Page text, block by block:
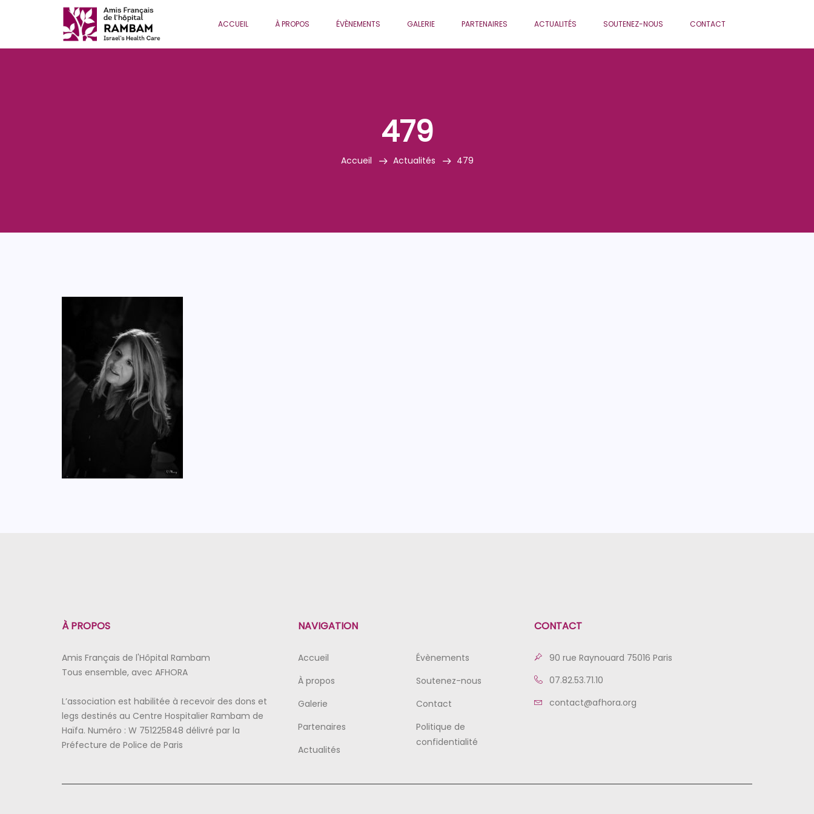
ACCUEIL À PROPOS ÉVÈNEMENTS GALERIE PARTENAIRES ACTUALITÉS SOUTENEZ-NOUS CONTACT
479
Accueil Actualités 479
À PROPOS
Amis Français de l'Hôpital Rambam
Tous ensemble, avec AFHORA
L’association est habilitée à recevoir des dons et
legs destinés au Centre Hospitalier Rambam de
Haïfa. Numéro : W 751225848 délivré par la
Préfecture de Police de Paris
NAVIGATION
Accueil
À propos
Galerie
Partenaires
Actualités
Évènements
Soutenez-nous
Contact
Politique de
confidentialité
CONTACT
90 rue Raynouard 75016 Paris
07.82.53.71.10
contact@afhora.org